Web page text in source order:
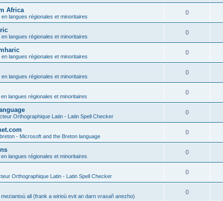
Africa
en langues régionales et minoritaires
0
en langues régionales et minoritaires
0
en langues régionales et minoritaires
0
en langues régionales et minoritaires
0
langues régionales et minoritaires
0
Orthographique Latin - Latin Spell Checker
0
- Microsoft and the Breton language
0
langues régionales et minoritaires
0
Orthographique Latin - Latin Spell Checker
0
all (frank a wirioù evit an darn vrasañ anezho)
0